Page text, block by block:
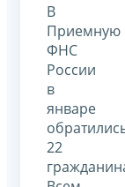
В
Приемную
ФНС
России
в
январе
22